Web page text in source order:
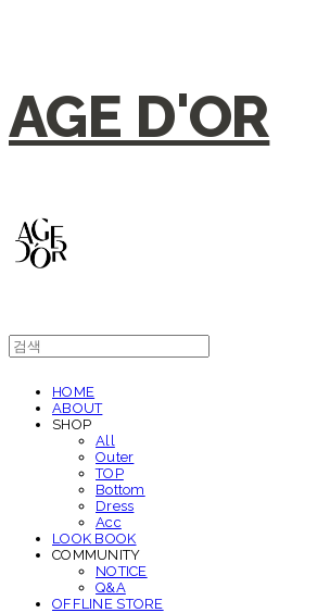
AGE D'OR
HOME
ABOUT
SHOP
All
Outer
TOP
Bottom
Dress
Acc
LOOK BOOK
COMMUNITY
NOTICE
Q&A
OFFLINE STORE